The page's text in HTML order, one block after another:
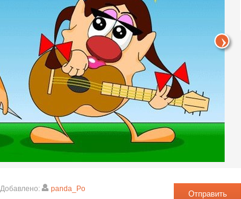
Отправить
Добавлено:
panda_Po